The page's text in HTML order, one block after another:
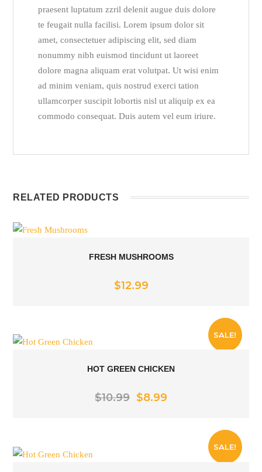
praesent luptatum zzril delenit augue duis dolore
te feugait nulla facilisi. Lorem ipsum dolor sit
amet, consectetuer adipiscing elit, sed diam
nonummy nibh euismod tincidunt ut laoreet
dolore magna aliquam erat volutpat. Ut wisi enim
ad minim veniam, quis nostrud exerci tation
ullamcorper suscipit lobortis nisl ut aliquip ex ea
commodo consequat. Duis autem vel eum iriure.
RELATED PRODUCTS
FRESH MUSHROOMS
Rated 5.00
$12.99
SALE!
HOT GREEN CHICKEN
Rated
5.00
$10.99 Original
$8.99
SALE!